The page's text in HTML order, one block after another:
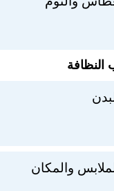
النظافة
والمكان